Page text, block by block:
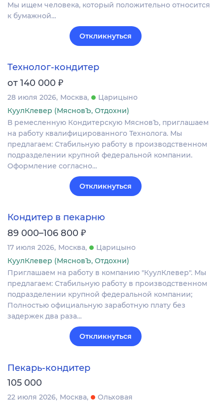
Мы ищем человека, который положительно относится
к бумажной…
Откликнуться
Технолог-кондитер
от 140 000 ₽
28 июля 2026 Москва
Царицыно
КуулКлевер (МясновЪ, Отдохни)
В ремесленную Кондитерскую МясновЪ, приглашаем
на работу квалифицированного Технолога. Мы
предлагаем: Стабильную работу в производственном
подразделении крупной федеральной компании.
Оформление согласно…
Откликнуться
Кондитер в пекарню
89 000–106 800 ₽
17 июля 2026 Москва
Царицыно
КуулКлевер (МясновЪ, Отдохни)
Приглашаем на работу в компанию "КуулКлевер". Мы
предлагаем: Стабильную работу в производственном
подразделении крупной федеральной компании;
Полностью официальную заработную плату без
задержек два раза…
Откликнуться
Пекарь-кондитер
105 000
22 июля 2026 Москва
Ольховая